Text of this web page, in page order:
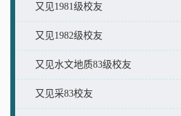
又见1981级校友
又见1982级校友
又见水文地质83级校友
又见采83校友